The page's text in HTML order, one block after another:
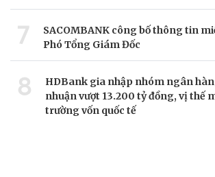
7
SACOMBANK công bố thông tin
Phó Tổng Giám Đốc
8
HDBank gia nhập nhóm ngân
nhuận vượt 13.200 tỷ đồng, vị thế
trường vốn quốc tế